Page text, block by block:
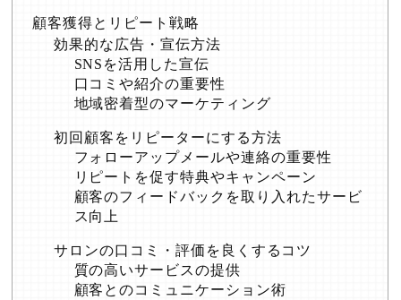
顧客獲得とリピート戦略
効果的な広告・宣伝方法
SNSを活用した宣伝
口コミや紹介の重要性
地域密着型のマーケティング
初回顧客をリピーターにする方法
フォローアップメールや連絡の重要性
リピートを促す特典やキャンペーン
顧客のフィードバックを取り入れたサービ
ス向上
サロンの口コミ・評価を良くするコツ
質の高いサービスの提供
顧客とのコミュニケーション術